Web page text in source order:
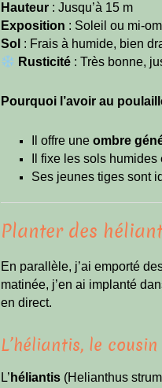
Hauteur : Jusqu’à 15 m
Exposition : Soleil ou mi-
Sol : Frais à humide, bien
Rusticité : Très bonne,
Pourquoi l’avoir au
Il offre uneombre
Il fixe les sols
Ses jeunes tiges sont
Planter des
En parallèle, j’ai emporté
matinée, j’en ai implanté
en direct.
L’héliantis, le
L’ héliantis (Helianthus